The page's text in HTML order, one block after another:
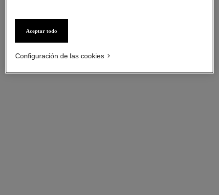
Aceptar todo
Configuración de las cookies